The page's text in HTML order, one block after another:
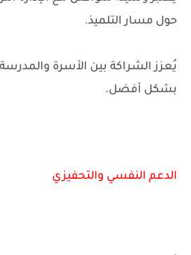
حول مسار التلميذ.
يُعزز الشراكة بين الأسرة والمدرسة
بشكل أفضل.
الدعم النفسي والتحفيزي